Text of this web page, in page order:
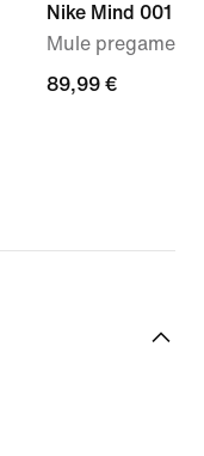
Nike Mind 001
Mule pregame –
89,99
89,99 €